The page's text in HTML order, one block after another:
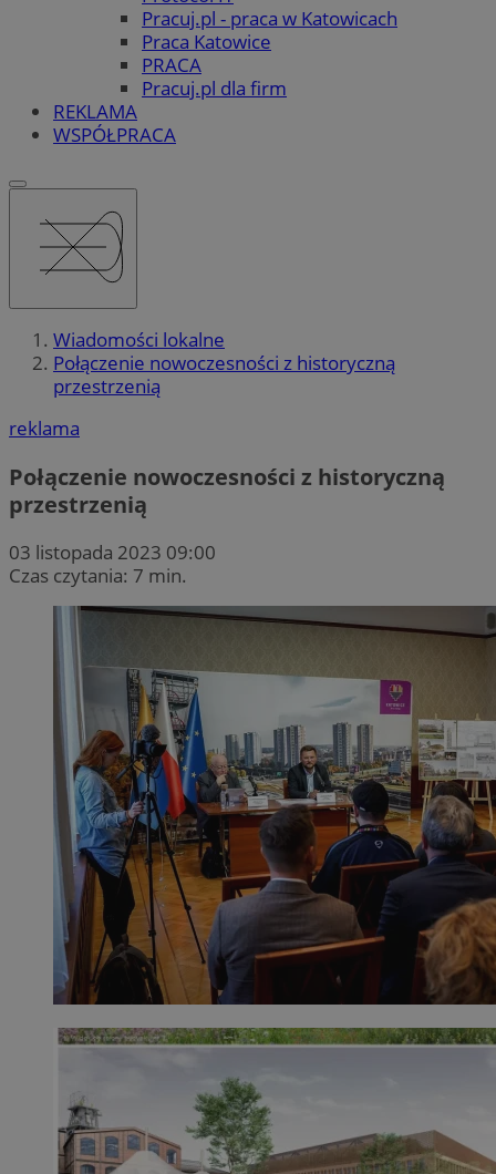
Pracuj.pl - praca w Katowicach
Praca Katowice
PRACA
Pracuj.pl dla firm
REKLAMA
WSPÓŁPRACA
Wiadomości lokalne
Połączenie nowoczesności z historyczną
przestrzenią
reklama
Połączenie nowoczesności z historyczną
przestrzenią
03 listopada 2023 09:00
Czas czytania: 7 min.